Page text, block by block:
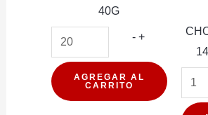
40G
- ALFAJOR
BON
+
AGREGAR AL
CARRITO